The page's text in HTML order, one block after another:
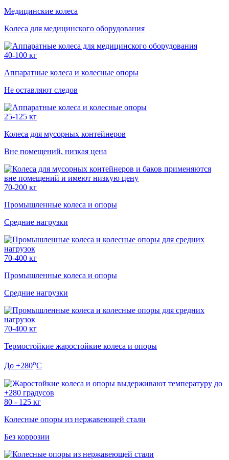
Медицинские колеса
Колеса для медицинского оборудования
40-100 кг
Аппаратные колеса и колесные опоры
Не оставляют следов
25-125 кг
Колеса для мусорных контейнеров
Вне помещений, низкая цена
70-200 кг
Промышленные колеса и опоры
Средние нагрузки
70-400 кг
Промышленные колеса и опоры
Средние нагрузки
70-400 кг
Термостойкие жаростойкие колеса и опоры
До +280oC
80 - 125 кг
Колесные опоры из нержавеющей стали
Без коррозии